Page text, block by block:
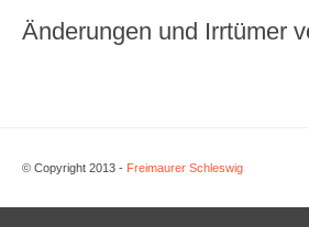
Änderungen und Irrtümer
© Copyright 2013 - Freimaurer Schleswig